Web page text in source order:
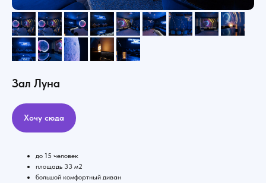
Зал Луна
Хочу сюда
до 15 человек
площадь 33 м2
большой комфортный диван